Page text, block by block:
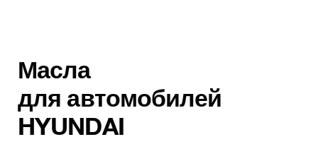
Масла
для автомобилей
HYUNDAI